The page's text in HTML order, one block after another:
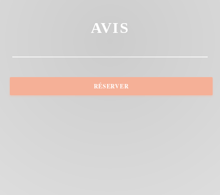
AVIS
RÉSERVER